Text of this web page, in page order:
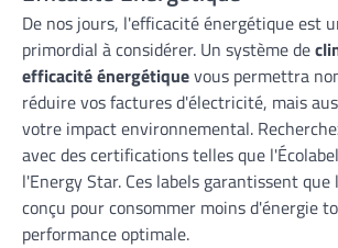
De nos jours, l'efficacité énergétique est
primordial à considérer. Un système de
efficacité énergétiquevous permettra
réduire vos factures d'électricité, mais
votre impact environnemental.
avec des certifications telles que
l'Energy Star. Ces labels garantissent
conçu pour consommer moins d'énergie
performance optimale.